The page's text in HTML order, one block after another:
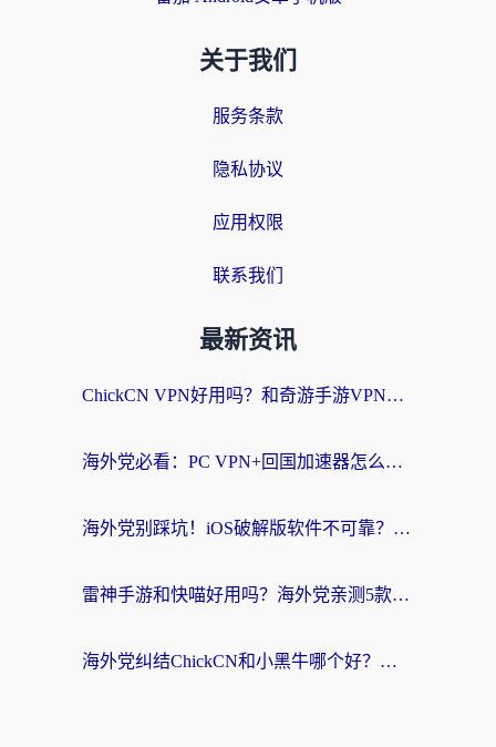
关于我们
服务条款
隐私协议
应用权限
联系我们
最新资讯
ChickCN VPN好用吗？和奇游手游VPN对比哪个回国效果更好？海外党亲测实用指南
海外党必看：PC VPN+回国加速器怎么选？无缝访问国内资源全攻略
海外党别踩坑！iOS破解版软件不可靠？教你选对回国加速器无缝看国内资源
雷神手游和快喵好用吗？海外党亲测5款回国加速器，附斧牛Bling对比+微信视频号解决办法
海外党纠结ChickCN和小黑牛哪个好？一篇帮你选对回国加速器的实用指南